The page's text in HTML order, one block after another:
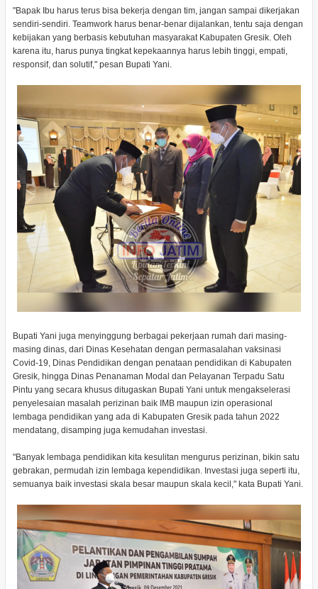
"Bapak Ibu harus terus bisa bekerja dengan tim, jangan sampai dikerjakan
sendiri-sendiri. Teamwork harus benar-benar dijalankan, tentu saja dengan
kebijakan yang berbasis kebutuhan masyarakat Kabupaten Gresik. Oleh
karena itu, harus punya tingkat kepekaannya harus lebih tinggi, empati,
responsif, dan solutif," pesan Bupati Yani.
Bupati Yani juga menyinggung berbagai pekerjaan rumah dari masing-
masing dinas, dari Dinas Kesehatan dengan permasalahan vaksinasi
Covid-19, Dinas Pendidikan dengan penataan pendidikan di Kabupaten
Gresik, hingga Dinas Penanaman Modal dan Pelayanan Terpadu Satu
Pintu yang secara khusus ditugaskan Bupati Yani untuk mengakselerasi
penyelesaian masalah perizinan baik IMB maupun izin operasional
lembaga pendidikan yang ada di Kabupaten Gresik pada tahun 2022
mendatang, disamping juga kemudahan investasi.
"Banyak lembaga pendidikan kita kesulitan mengurus perizinan, bikin satu
gebrakan, permudah izin lembaga kependidikan. Investasi juga seperti itu,
semuanya baik investasi skala besar maupun skala kecil," kata Bupati Yani.